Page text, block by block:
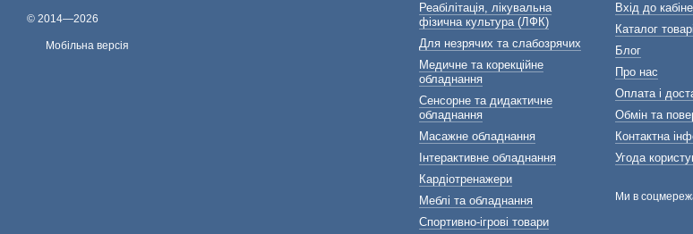
© 2014—2026
Мобільна версія
Реабілітація, лікувальна
фізична культура (ЛФК)
Для незрячих та слабозрячих
Медичне та корекційне
обладнання
Сенсорне та дидактичне
обладнання
Масажне обладнання
Інтерактивне обладнання
Кардіотренажери
Меблі та обладнання
Спортивно-ігрові товари
Вхід до
Каталог
Блог
Про нас
Оплата і
Обмін та
Контактна
Угода
Ми в